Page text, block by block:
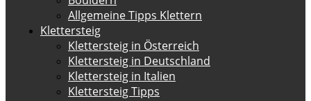
Allgemeine Tipps Klettern
Klettersteig
Klettersteig in Österreich
Klettersteig in Deutschland
Klettersteig in Italien
Klettersteig Tipps